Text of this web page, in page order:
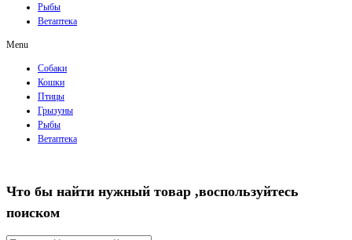
Рыбы
Ветаптека
Menu
Собаки
Кошки
Птицы
Грызуны
Рыбы
Ветаптека
Что бы найти нужный товар ,воспользуйтесь
поиском